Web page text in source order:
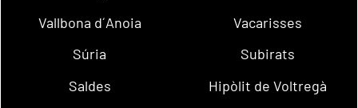
Vallbona d´Anoia
Vacarisses
Súria
Subirats
Saldes
Hipòlit de Voltregà